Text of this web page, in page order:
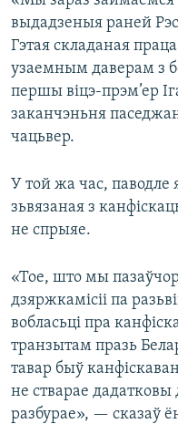
выдадзеныя раней
Гэтая складаная
узаемным даверам з
першы віцэ-прэм’ер
заканчэньня
чацьвер.
У той жа час, паводле
зьвязаная з
не спрыяе.
«Тое, што мы
дзяржкамісіі па
вобласьці пра
транзытам празь
тавар быў
не стварае дадатковы
разбурае», — сказаў